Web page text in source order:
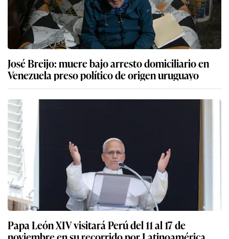
José Breijo: muere bajo arresto domiciliario en
Venezuela preso político de origen uruguayo
Papa León XIV visitará Perú del 11 al 17 de